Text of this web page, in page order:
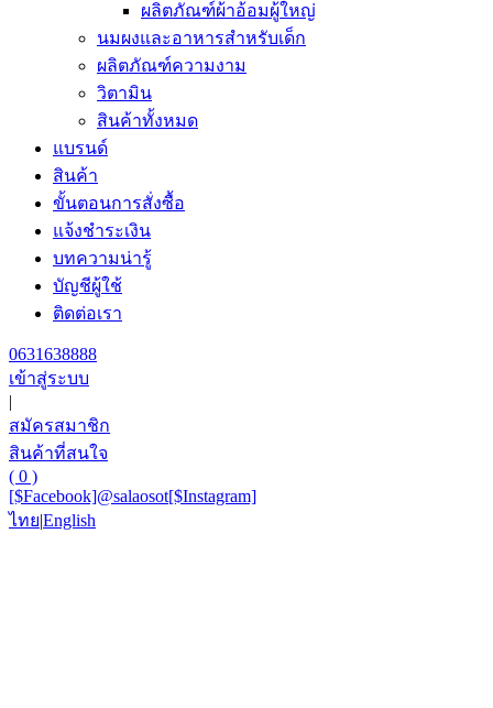
ผลิตภัณฑ์ผ้าอ้อมผู้ใหญ่
นมผงและอาหารสำหรับเด็ก
ผลิตภัณฑ์ความงาม
วิตามิน
สินค้าทั้งหมด
แบรนด์
สินค้า
ขั้นตอนการสั่งซื้อ
แจ้งชำระเงิน
บทความน่ารู้
บัญชีผู้ใช้
ติดต่อเรา
0631638888
เข้าสู่ระบบ
|
สมัครสมาชิก
สินค้าที่สนใจ
( 0 )
[$Facebook]@salaosot[$Instagram]
ไทย|English